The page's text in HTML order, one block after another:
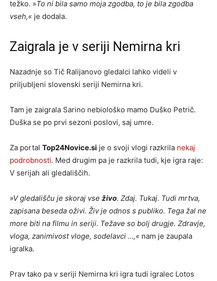
težko. »To ni bila samo moja zgodba, to je bila zgodba
vseh,« je dodala.
Zaigrala je v seriji Nemirna kri
Nazadnje so Tič Ralijanovo gledalci lahko videli v
priljubljeni slovenski seriji Nemirna kri.
Tam je zaigrala Sarino nebiološko mamo Duško Petrič.
Duška se po prvi sezoni poslovi, saj umre.
Za portal Top24Novice.si je o svoji vlogi razkrila nekaj
podrobnosti. Med drugim pa je razkrila tudi, kje igra raje:
V serijah ali gledališčih.
»V gledališču je skoraj vse živo. Zdaj. Tukaj. Tudi mrtva,
zapisana beseda oživi. Živ je odnos s publiko. Tega žal ne
more biti na filmu in seriji. Težave so bolj drugje. Zdravje,
vloga, zanimivost vloge, sodelavci …,« nam je zaupala
igralka.
Prav tako pa v seriji Nemirna kri igra tudi igralec Lotos